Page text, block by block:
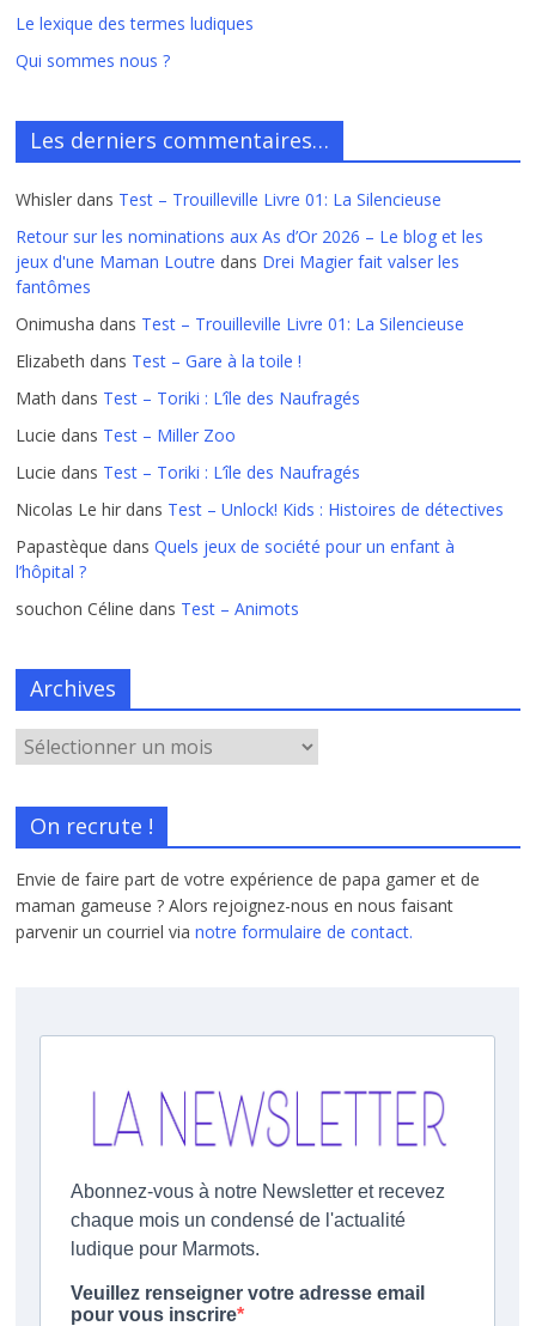
Le lexique des termes ludiques
Qui sommes nous ?
Les derniers commentaires…
Whisler dans Test – Trouilleville Livre 01: La Silencieuse
Retour sur les nominations aux As d’Or 2026 – Le blog et les
jeux d'une Maman Loutre dans Drei Magier fait valser les
fantômes
Onimusha dans Test – Trouilleville Livre 01: La Silencieuse
Elizabeth dans Test – Gare à la toile !
Math dans Test – Toriki : L’île des Naufragés
Lucie dans Test – Miller Zoo
Lucie dans Test – Toriki : L’île des Naufragés
Nicolas Le hir dans Test – Unlock! Kids : Histoires de détectives
Papastèque dansQuels jeux de société pour un enfant à
l’hôpital ?
souchon Céline dans Test – Animots
Archives
On recrute !
Envie de faire part de votre expérience de papa gamer et de
maman gameuse ? Alors rejoignez-nous en nous faisant
parvenir un courriel vianotre formulaire de contact.